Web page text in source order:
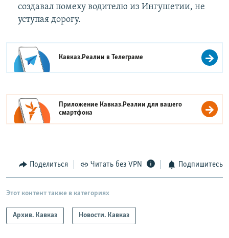
создавал помеху водителю из Ингушетии, не
уступая дорогу.
Кавказ.Реалии вТелеграме
Приложение Кавказ.Реалии для вашего
смартфона
Поделиться Читать без VPN Подпишитесь
Этот контент также в категориях
Архив. Кавказ Новости. Кавказ